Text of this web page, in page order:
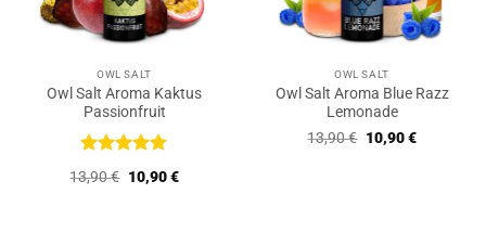
OWL SALT
Owl Salt Aroma Kaktus
Passionfruit
Bewertet
mit 5 von
13,90€ Ursprünglicher
Preis
10,90€Aktueller
OWL SALT
Owl Salt Aroma Blue Razz
Lemonade
13,90€ Ursprünglicher
Preis
10,90€Aktueller